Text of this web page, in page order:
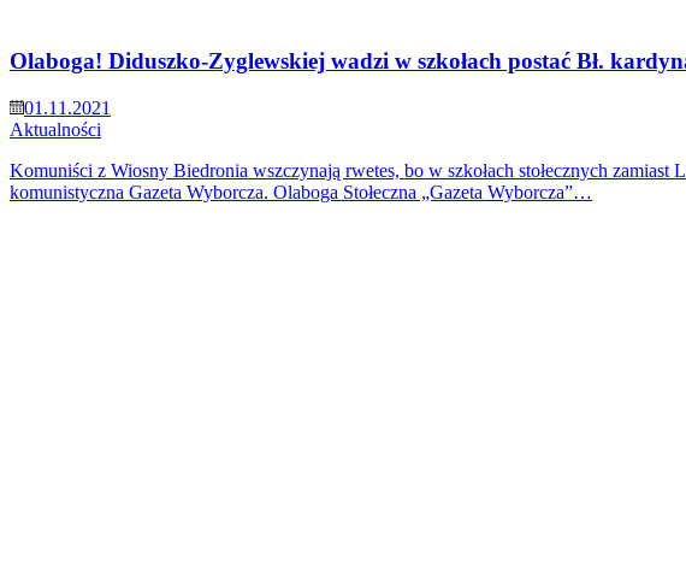
Olaboga! Diduszko-Zyglewskiej wadzi w szkołach postać Bł.
01.11.2021
Aktualności
Komuniści z Wiosny Biedronia wszczynają rwetes, bo w szkołach stołecznych
komunistyczna Gazeta Wyborcza. Olaboga Stołeczna „Gazeta Wyborcza”…